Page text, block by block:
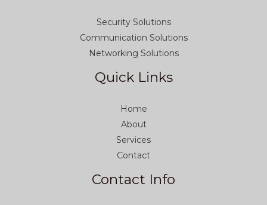
Security Solutions
Communication Solutions
Networking Solutions
Quick Links
Home
About
Services
Contact
Contact Info